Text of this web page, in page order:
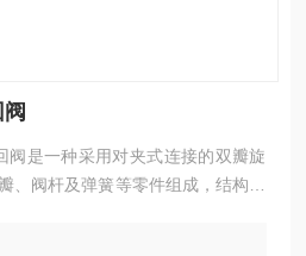
阀是一种采用对夹式连接的双瓣旋
、阀杆及弹簧等零件组成，结构紧
向阀、逆流阀和背压阀。阀瓣采用